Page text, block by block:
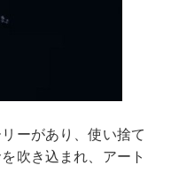
ーがあり、使い捨て
吹き込まれ、アート